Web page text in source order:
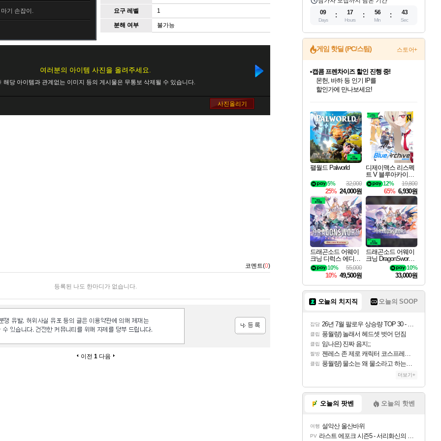
기 손잡이. 요구 레벨 1
분해 여부 불가능
코멘트(0)
등록된 나도 한마디가 없습니다.
이전 1 다음
09
Days
17
Hours
56
Min
42
Sec
게임 핫딜 (PC/스팀) 스토어+
최대 90% 할인가를 만나보세요!
네이버혜택과 함께 만나보세요!
50%할인&추가 적립까지!
네이버 포인트 혜택까지!
이니&베니 혜택까지!
네이버 혜택가와 함께 예약하세요!
할인&네이버혜택으로 만나보세요!
네이버페이 혜택과 만나보세요!
40주년 프로모션으로 만나보세요!
캡콤 프렌차이즈 할인 진행 중!
몬헌, 바하 등 인기 IP를
할인가에 만나보세요!
일부 에디션 상시 할인!
혜택으로 예약 판매 중
편안하게 충전하세요
팰월드 Palworld
32,000
5%
25% 24,000원
디제이맥스 리스펙
트 V 블루아카이브
팩 DJMAX RESPE
CT V Blue Archive P
ack DLC
19,800
12%
65% 6,930원
드래곤소드 어웨이
크닝 디럭스 에디션
DragonSword Awake
ning Deluxe Edition
55,000
10%
10% 49,500원
드래곤소드 어웨이
크닝 DragonSword A
10%
33,000원
오늘의 치지직 오늘의 SOOP
잡담 26년 7월 팔로우 상승량 TOP 30 - 월간 치지직
클립 풍월량) 놀래서 헤드셋 벗어 던짐
클립 임나은) 진짜 음지;;
짤방 젠레스 존 제로 캐릭터 코스프레한 꽁주
클립 풍월량) 물소는 왜 물소라고 하는거야? 아! 그만 ㅋㅋ 알았어 ㅋㅋ
더보기+
오늘의 팟벤 오늘의 핫벤
여행 설악산 울산바위
PV 라스트 에포크 시즌5 - 서리화신의 분노 티저